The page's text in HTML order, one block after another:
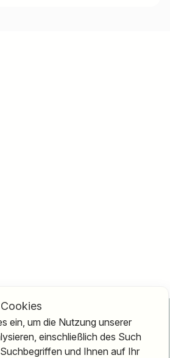
Jobs finden
Arbeitgeber finden
ein, um die Nutzung unserer
einschließlich des Such
und Ihnen auf Ihr